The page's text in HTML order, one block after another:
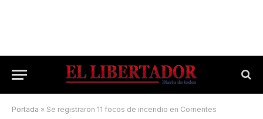
Portada » Se registraron 11 focos de incendio en Corrientes